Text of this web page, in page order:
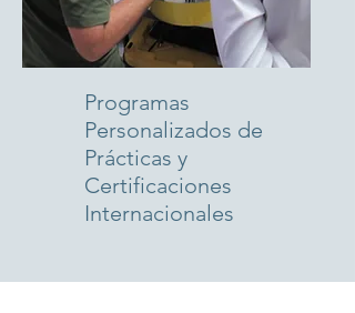
Programas
Personalizados de
Prácticas y
Certificaciones
Internacionales